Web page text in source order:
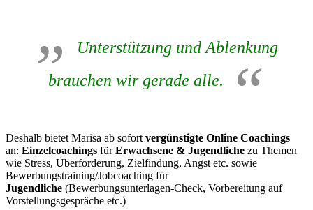
Unterstützung und Ablenkung
brauchen wir gerade alle.
Deshalb bietet Marisa ab sofort vergünstigte Online Coachings
an: Einzelcoachings fürErwachsene & Jugendliche zu Themen
wie Stress, Überforderung, Zielfindung, Angst etc. sowie
Bewerbungstraining/Jobcoaching für
Jugendliche (Bewerbungsunterlagen-Check, Vorbereitung auf
Vorstellungsgespräche etc.)